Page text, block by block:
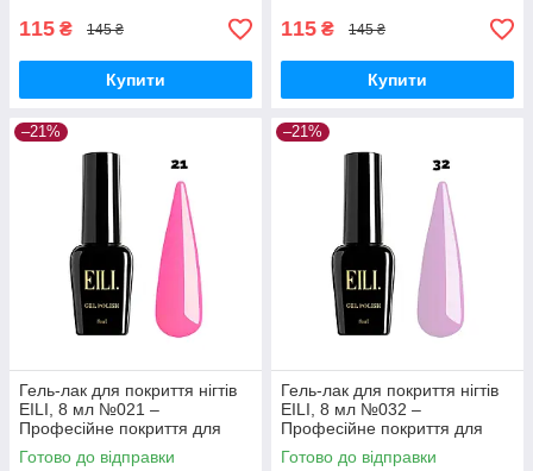
115 ₴ 145 ₴
Купити
115 ₴ 145 ₴
Купити
–21%
Гель-лак для покриття нігтів
EILI, 8 мл №021 –
Професійне покриття для
ідеального манікюру
Готово до відправки
–21%
Гель-лак для покриття нігтів
EILI, 8 мл №032 –
Професійне покриття для
ідеального манікюру
Готово до відправки